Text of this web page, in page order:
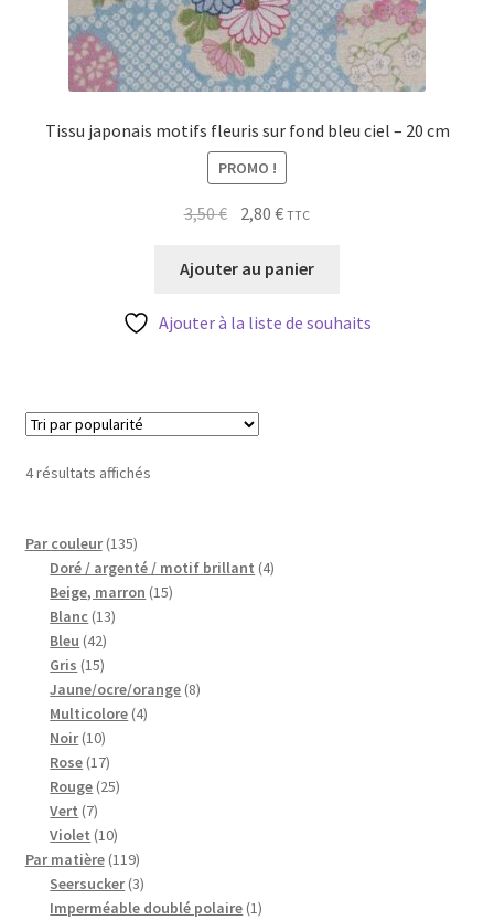
Tissu japonais motifs fleuris sur fond bleu ciel – 20 cm
PROMO !
3,50€ Le
initial
3,50 €.
2,80€Le
actuel
2,80 €.
TTC
Ajouter au panier
Ajouter à la liste de souhaits
4 résultats affichésTrié
Par couleur 135135
produits
Doré / argenté / motif brillant 44
Beige, marron 1515
Blanc 1313
Bleu 4242
produits
Gris 1515
produits
Jaune/ocre/orange 88
Multicolore 44
Noir 1010
produits
Rose 1717
produits
Rouge 2525
Vert 77
produits
Violet 1010
produits
Par matière 119119
produits
Seersucker 33
produits
Imperméable doublé polaire 11